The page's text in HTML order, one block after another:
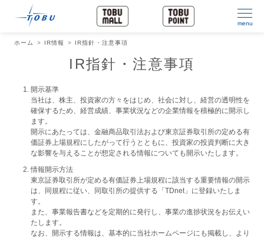
menu
ホーム IR情報 IR指針・注意事項
IR指針・注意事項
開示基準
当社は、株主、投資家の方々をはじめ、社会に対し、経営の透明性を
確保するため、経営成績、事業状況などの企業情報を積極的に開示し
ます。
開示にあたっては、金融商品取引法および東京証券取引所の定める有
価証券上場規程にしたがって行うとともに、投資家の投資判断に大き
な影響を与えることが想定される情報についても開示いたします。
情報開示方法
東京証券取引所が定める有価証券上場規程に該当する重要情報の開示
は、同規程に従い、同取引所の提供する「TDnet」に登録いたしま
す。
また、事業報告書などを定期的に発行し、事業の進捗状況をお伝えい
たします。
なお、開示する情報は、基本的に当社ホームページにも掲載し、より